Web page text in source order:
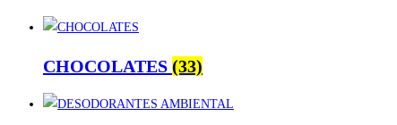
CHOCOLATES (33)